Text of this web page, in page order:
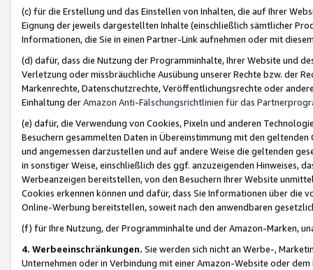
(c) für die Erstellung und das Einstellen von Inhalten, die auf Ihrer
Eignung der jeweils dargestellten Inhalte (einschließlich sämtlicher
Informationen, die Sie in einen Partner-Link aufnehmen oder mit
(d) dafür, dass die Nutzung der Programminhalte, Ihrer Website und
Verletzung oder missbräuchliche Ausübung unserer Rechte bzw. der
Markenrechte, Datenschutzrechte, Veröffentlichungsrechte oder
Einhaltung derAmazon Anti-Fälschungsrichtlinien für das
(e) dafür, die Verwendung von Cookies, Pixeln und anderen
Besuchern gesammelten Daten in Übereinstimmung mit den
und angemessen darzustellen und auf andere Weise die geltenden
in sonstiger Weise, einschließlich des ggf. anzuzeigenden Hinweises,
Werbeanzeigen bereitstellen, von den Besuchern Ihrer Website
Cookies erkennen können und dafür, dass Sie Informationen über die
Online-Werbung bereitstellen, soweit nach den anwendbaren
(f) für Ihre Nutzung, der Programminhalte und der Amazon-Marken,
4. Werbeeinschränkungen. Sie werden sich nicht an Werbe-,
Unternehmen oder in Verbindung mit einer Amazon-Website oder